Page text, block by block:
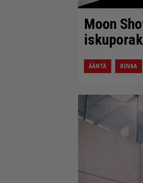
Moon
ÄÄNTÄ KUVAA